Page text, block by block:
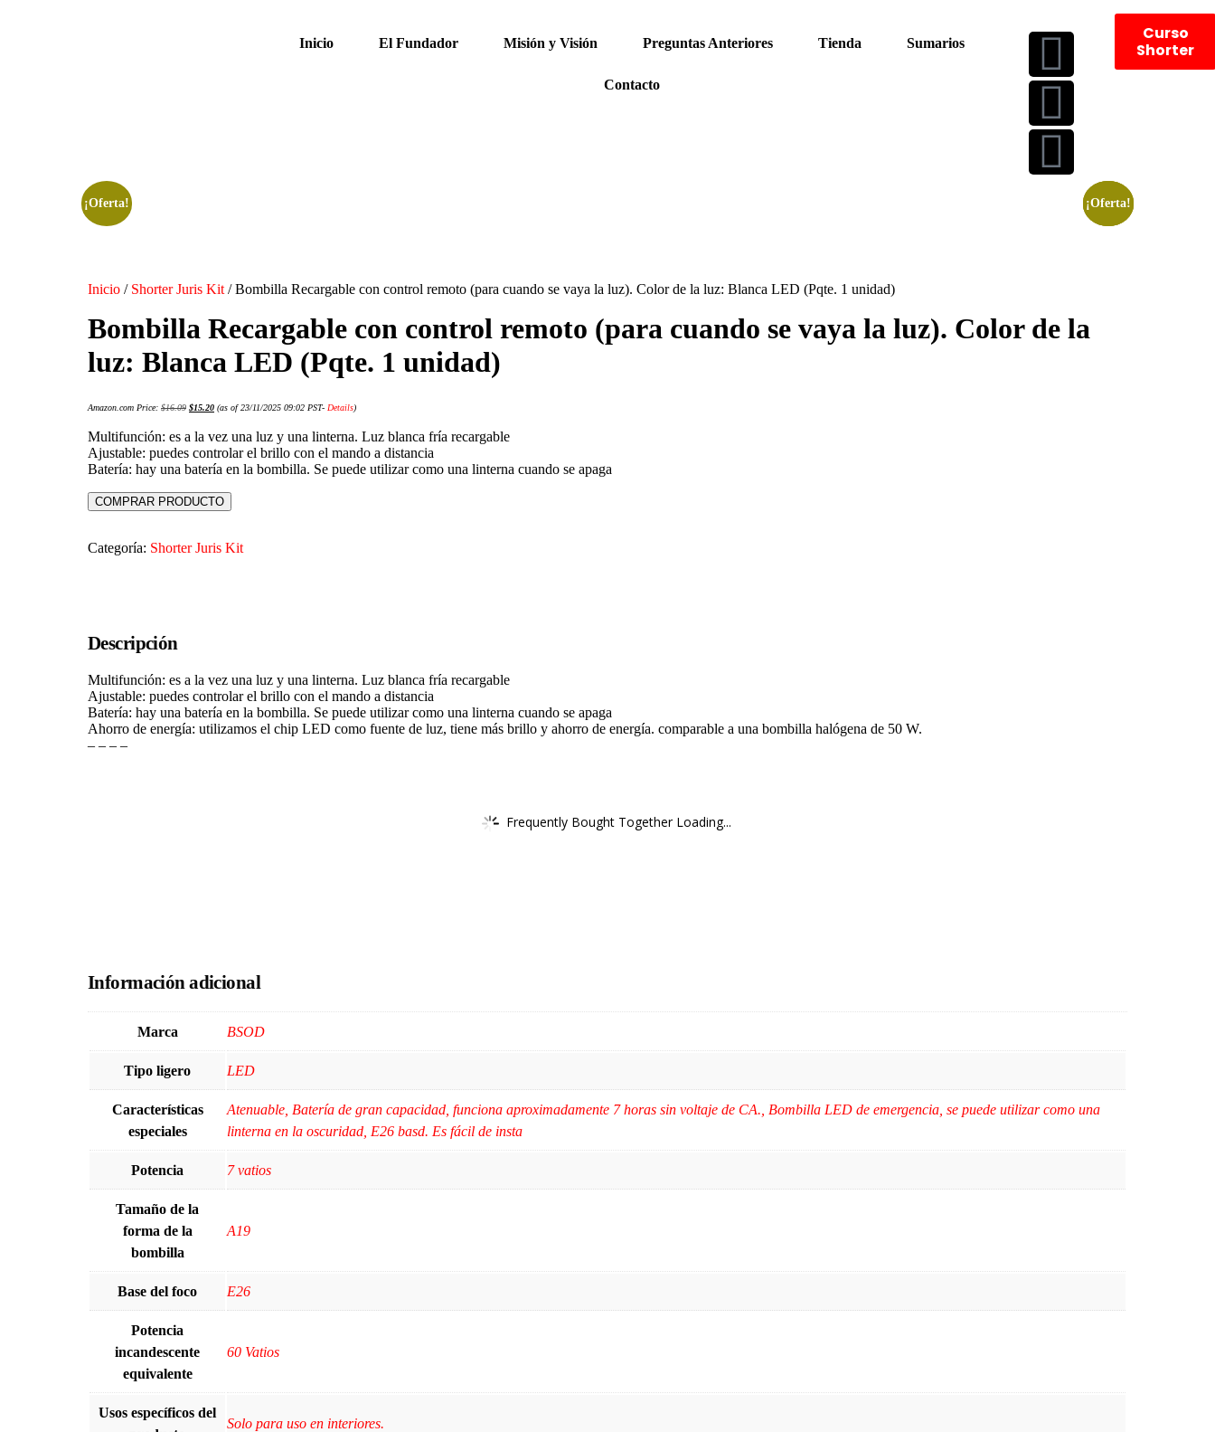
Inicio El Fundador Misión y Visión Preguntas Anteriores Tienda Sumarios
Contacto
Curso
Shorter
¡Oferta!
Inicio / Shorter Juris Kit / Bombilla Recargable con control remoto (para cuando se vaya la luz). Color de la luz: Blanca LED (Pqte. 1 unidad)
Bombilla Recargable con control remoto (para cuando se vaya la luz). Color de la
luz: Blanca LED (Pqte. 1 unidad)
Amazon.com Price: $16.09 $15.20 (as of 23/11/2025 09:02 PST- Details)
Multifunción: es a la vez una luz y una linterna. Luz blanca fría recargable
Ajustable: puedes controlar el brillo con el mando a distancia
Batería: hay una batería en la bombilla. Se puede utilizar como una linterna cuando se apaga
COMPRAR PRODUCTO
Categoría: Shorter Juris Kit
Descripción
Multifunción: es a la vez una luz y una linterna. Luz blanca fría recargable
Ajustable: puedes controlar el brillo con el mando a distancia
Batería: hay una batería en la bombilla. Se puede utilizar como una linterna cuando se apaga
Ahorro de energía: utilizamos el chip LED como fuente de luz, tiene más brillo y ahorro de energía. comparable a una bombilla halógena de 50 W.
– – – –
Frequently Bought Together Loading...
Información adicional
Marca ‎BSOD
Tipo ligero ‎LED
Características
especiales
‎Atenuable, Batería de gran capacidad, funciona aproximadamente 7 horas sin voltaje de CA., Bombilla LED de emergencia, se puede utilizar como una
linterna en la oscuridad, E26 basd. Es fácil de insta
Potencia ‎7 vatios
Tamaño de la
forma de la
bombilla
‎A19
Base del foco ‎E26
Potencia
incandescente
equivalente
‎60 Vatios
Usos específicos del
‎Solo para uso en interiores.
¡Oferta!
¡Oferta!
¡Oferta!